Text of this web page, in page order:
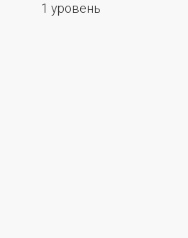
1 уровень